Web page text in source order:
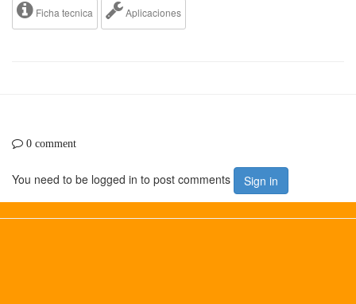
Ficha tecnica Aplicaciones
0 comment
You need to be logged in to post comments Sign in